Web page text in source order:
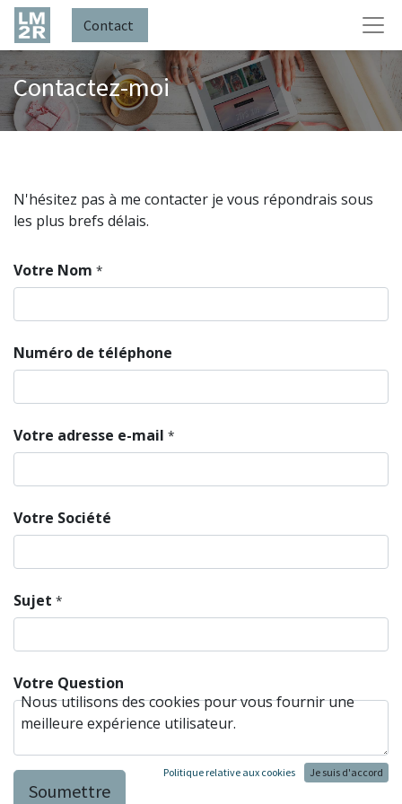
Contact
Contactez-moi
N'hésitez pas à me contacter je vous répondrais sous
les plus brefs délais.
Votre Nom *
Numéro de téléphone
Votre adresse e-mail *
Votre Société
Sujet *
Votre Question
Soumettre
Nous utilisons des cookies pour vous fournir une
meilleure expérience utilisateur.
Politique relative aux cookies Je suis d'accord